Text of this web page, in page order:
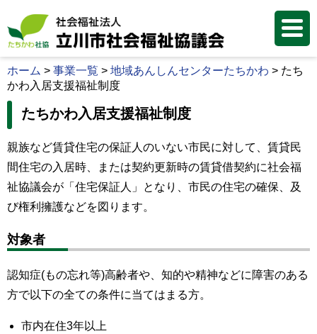
ホーム > 事業一覧 > 地域あんしんセンターたちかわ > たち
かわ入居支援福祉制度
たちかわ入居支援福祉制度
親族など賃貸住宅の保証人のいない市民に対して、賃貸民
間住宅の入居時、または契約更新時の賃貸借契約に社会福
祉協議会が「住宅保証人」となり、市民の住宅の確保、及
び権利擁護などを図ります。
対象者
認知症(もの忘れ等)高齢者や、知的や精神などに障害のある
方で以下の全ての条件に当てはまる方。
市内在住3年以上